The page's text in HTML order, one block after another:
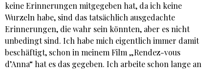
keine Erinnerungen mitgegeben hat, da ich keine
Wurzeln habe, sind das tatsächlich ausgedachte
Erinnerungen, die wahr sein könnten, aber es nicht
unbedingt sind. Ich habe mich eigentlich immer damit
beschäftigt, schon in meinem Film „Rendez-vous
d’Anna“ hat es das gegeben. Ich arbeite schon lange an